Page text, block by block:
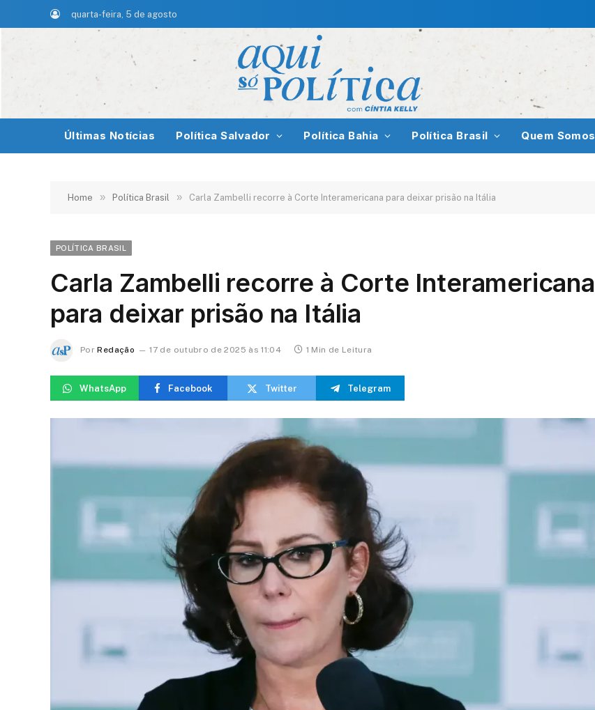
quarta-feira, 5 de agosto
Últimas Notícias Política Salvador Política Bahia Política Brasil Quem Somos
Home » Política Brasil » Carla Zambelli recorre à Corte Interamericana para deixar prisão na Itália
POLÍTICA BRASIL
Carla Zambelli recorre à Corte Interamericana
para deixar prisão na Itália
Por Redação 17 de outubro de 2025 às 11:04 1 Min de Leitura
WhatsApp Facebook Twitter Telegram